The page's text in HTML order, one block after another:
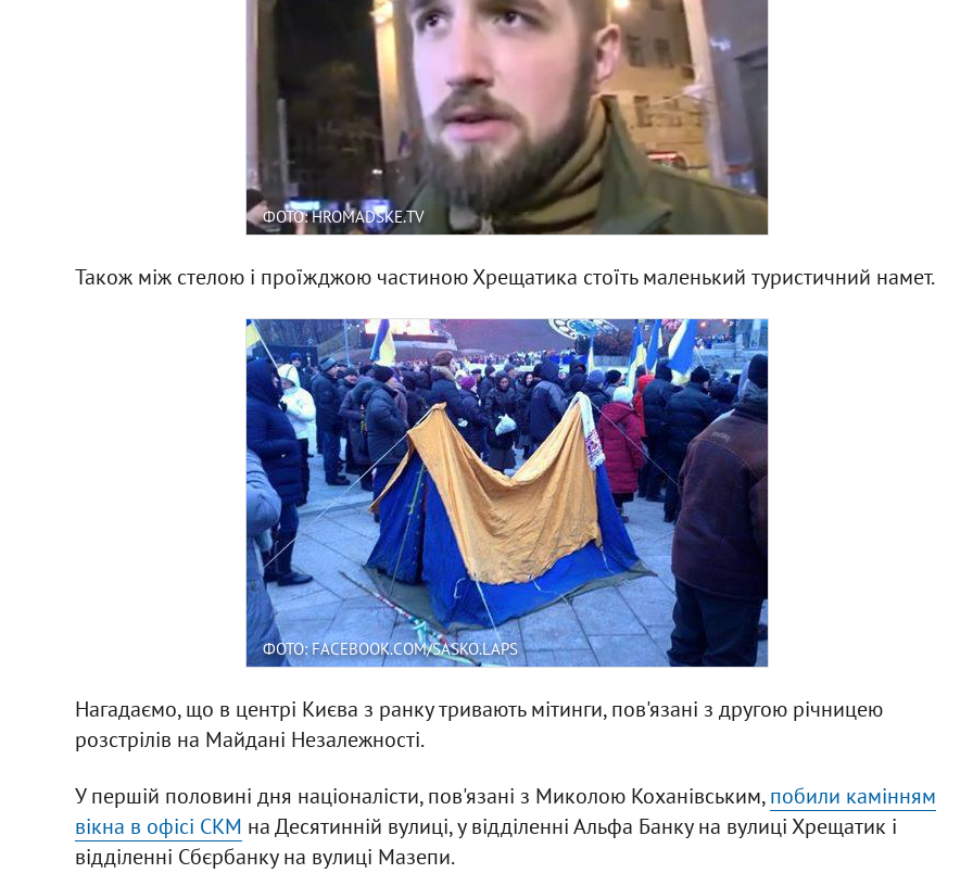
ФОТО: HROMADSKE.TV
Також між стелою і проїжджою частиною Хрещатика стоїть маленький туристичний намет.
ФОТО: FACEBOOK.COM/SASKO.LAPS
Нагадаємо, що в центрі Києва з ранку тривають мітинги, пов'язані з другою річницею
розстрілів на Майдані Незалежності.
У першій половині дня націоналісти, пов'язані з Миколою Коханівським,побили камінням
вікна в офісі СКМ на Десятинній вулиці, у відділенні Альфа Банку на вулиці Хрещатик і
відділенні Сбєрбанку на вулиці Мазепи.